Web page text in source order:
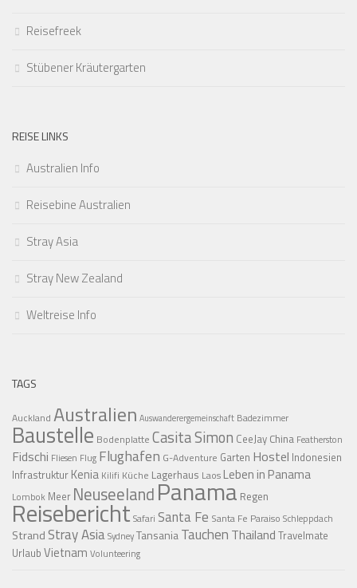
Reisefreek
Stübener Kräutergarten
REISE LINKS
Australien Info
Reisebine Australien
Stray Asia
Stray New Zealand
Weltreise Info
TAGS
Auckland Australien Auswanderergemeinschaft Badezimmer
Baustelle Bodenplatte Casita Simon CeeJay China Featherston
Fidschi Fliesen Flug Flughafen G-Adventure Garten Hostel Indonesien
Infrastruktur Kenia Kilifi Küche Lagerhaus Laos Leben in Panama
Lombok Meer NeuseelandPanama Regen
Reisebericht Safari Santa Fe Santa Fe Paraiso Schleppdach
Strand Stray AsiaSydneyTansaniaTauchen Thailand Travelmate
Urlaub Vietnam Volunteering